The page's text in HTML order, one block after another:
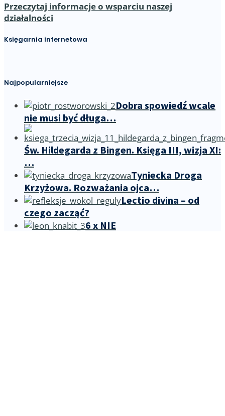
Przeczytaj informacje o wsparciu naszej
działalności
Księgarnia internetowa
Najpopularniejsze
Dobra spowiedź wcale
nie musi być długa…
Św. Hildegarda z Bingen. Księga III, wizja XI:
…
Tyniecka Droga
Krzyżowa. Rozważania ojca…
Lectio divina – od
czego zacząć?
6 x NIE